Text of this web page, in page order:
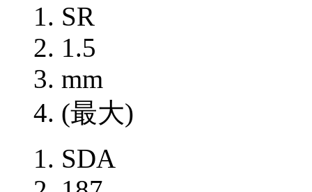
SR
1.5
mm
(最大)
SDA